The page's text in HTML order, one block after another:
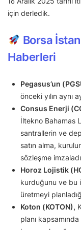
için derledik.
Borsa
Haberleri
Pegasus’un
önceki yılın aynı
Consus Enerji
İltekno Bahamas
santrallerin ve
satın alma,
sözleşme
Horoz Lojistik
kurduğunu ve bu
üretmeyi
Koton (KOTON),
planı